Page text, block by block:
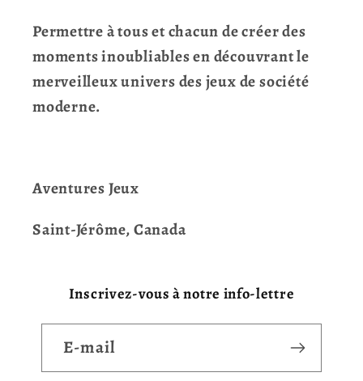
Permettre à tous et chacun de créer des
moments inoubliables en découvrant le
merveilleux univers des jeux de société
moderne.
Aventures Jeux
Saint-Jérôme, Canada
Inscrivez-vous à notre info-lettre
E-mail